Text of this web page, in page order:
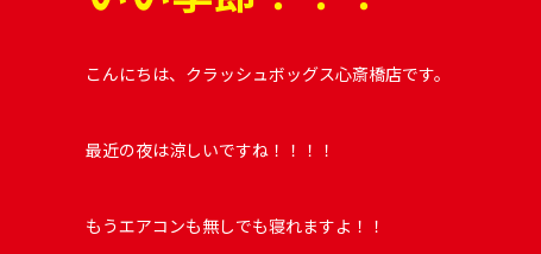
こんにちは、クラッシュボッグス心斎橋店です。
最近の夜は涼しいですね！！！！
もうエアコンも無しでも寝れますよ！！